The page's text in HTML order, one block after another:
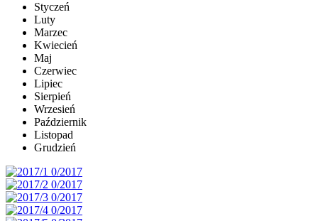
Styczeń
Luty
Marzec
Kwiecień
Maj
Czerwiec
Lipiec
Sierpień
Wrzesień
Październik
Listopad
Grudzień